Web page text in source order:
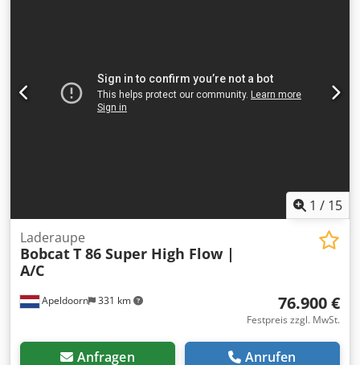
Durchfluss - Hydraulischer Schnellwechsler - LED-
Beleuchtung - Signalfeuer - Zwei Geschwindigkeiten
Chedew U Itaopfx Ab Nea = Anmerkungen = Antriebsstrang
1 / 15
Apeldoorn 331 km
Laderaupe
BobcatT 86 Super High Flow |
A/C
76.900 €
Festpreis zzgl. MwSt.
Anfragen Anrufen